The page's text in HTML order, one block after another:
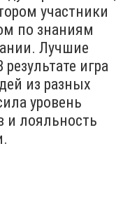
участники
по знаниям
Лучшие
игра
из разных
уровень
и лояльность